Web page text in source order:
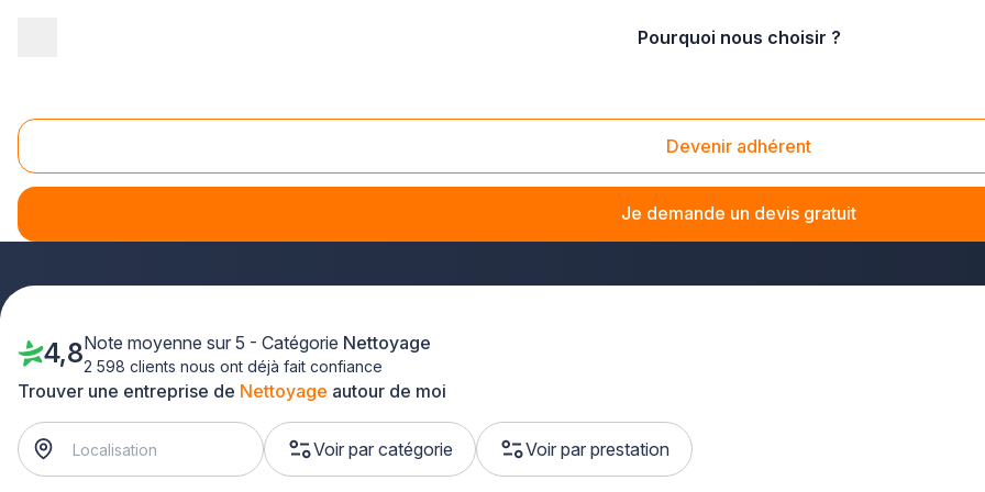
Pourquoi nous choisir ?
Devenir adhérent
Je demande un devis gratuit
Nettoyage
Faites appel aux adhérents Plus que pro pour offrir à vos locauxl'entretienqu'ils méritent. Nosmeilleures entreprises
avis clients contrôlés, sont prêtes à fournir des services de qualité, adaptés à vos besoins. Pourun service de
chez vous.
, poussez la porte de la propreté avec avec Plus que pro.
Trouver une entreprise de Nettoyage autour de moi
Voir par catégorie Voir par prestation
4,8Note moyenne sur 5 - Catégorie Nettoyage
2 598 clients nous ont déjà fait confiance